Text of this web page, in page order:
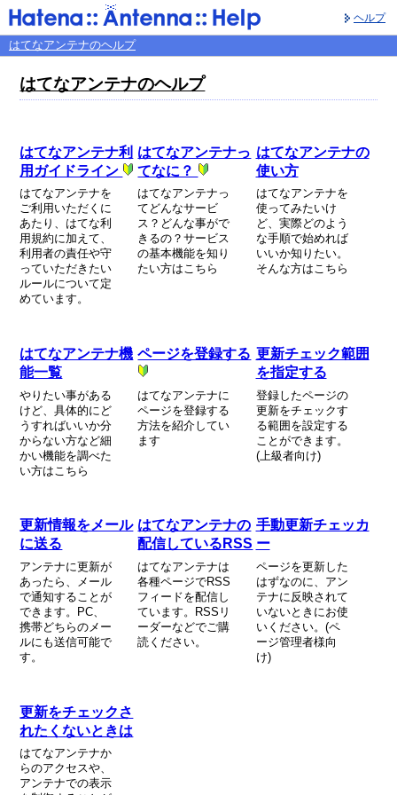
ヘルプ
はてなアンテナのヘルプ
はてなアンテナのヘルプ
はてなアンテナ利
用ガイドライン
はてなアンテナを
ご利用いただくに
あたり、はてな利
用規約に加えて、
利用者の責任や守
っていただきたい
ルールについて定
めています。
はてなアンテナっ
てなに？
はてなアンテナっ
てどんなサービ
ス？どんな事がで
きるの？サービス
の基本機能を知り
たい方はこちら
はてなアンテナの
使い方
はてなアンテナを
使ってみたいけ
ど、実際どのよう
な手順で始めれば
いいか知りたい。
そんな方はこちら
はてなアンテナ機
能一覧
やりたい事がある
けど、具体的にど
うすればいいか分
からない方など細
かい機能を調べた
い方はこちら
ページを登録する
はてなアンテナに
ページを登録する
方法を紹介してい
ます
更新チェック範囲
を指定する
登録したページの
更新をチェックす
る範囲を設定する
ことができます。
(上級者向け)
更新情報をメール
に送る
アンテナに更新が
あったら、メール
で通知することが
できます。PC、
携帯どちらのメー
ルにも送信可能で
す。
はてなアンテナの
配信しているRSS
はてなアンテナは
各種ページでRSS
フィードを配信し
ています。RSSリ
ーダーなどでご購
読ください。
手動更新チェッカ
ー
ページを更新した
はずなのに、アン
テナに反映されて
いないときにお使
いください。(ペ
ージ管理者様向
け)
更新をチェックさ
れたくないときは
はてなアンテナか
らのアクセスや、
アンテナでの表示